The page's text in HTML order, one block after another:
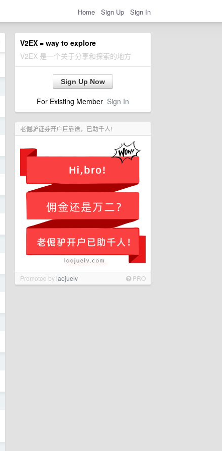
Home Sign Up Sign In
V2EX = way to explore
V2EX 是一个关于分享和探索的地方
Sign Up Now
For Existing Member Sign In
老倔驴证券开户巨靠谱，已助千人!
Promoted bylaojuelv PRO